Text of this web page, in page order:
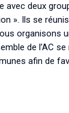
avec deux
». Ils se
organisons
de l’AC
afin de